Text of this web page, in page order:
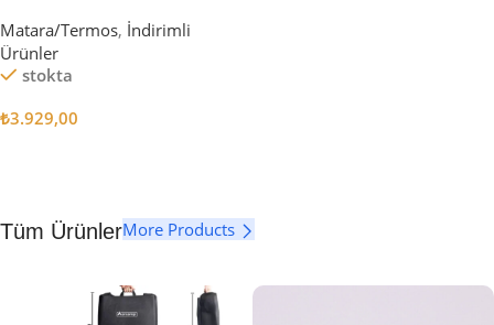
Matara/Termos, İndirimli
Ürünler
stokta
₺3.929,00
Tüm ÜrünlerMore Products